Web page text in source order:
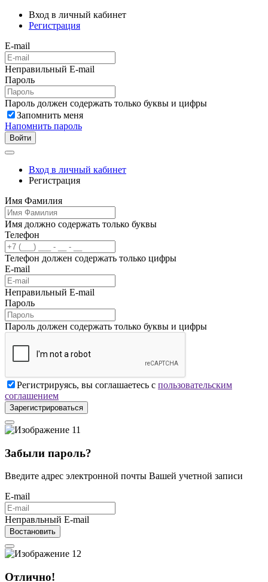
Вход в личный кабинет
Регистрация
E-mail
Неправильный E-mail
Пароль
Пароль должен содержать только буквы и цифры
Запомнить меня
Напомнить пароль
Войти
Вход в личный кабинет
Регистрация
Имя Фамилия
Имя должно содержать только буквы
Телефон
Телефон должен содержать только цифры
E-mail
Неправильный E-mail
Пароль
Пароль должен содержать только буквы и цифры
Регистрируясь, вы соглашаетесь с пользовательским
соглашением
Зарегистрироваться
Забыли пароль?
Введите адрес электронной почты Вашей учетной записи
E-mail
Неправльный E-mail
Востановить
Отлично!